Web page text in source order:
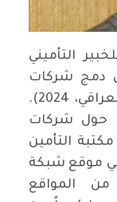
التأميني
دمج شركات
التأمين العراقية (مكتب التأمين العراقي، 2024).
حول شركات
التأمين
في موقع شبكة
من المواقع